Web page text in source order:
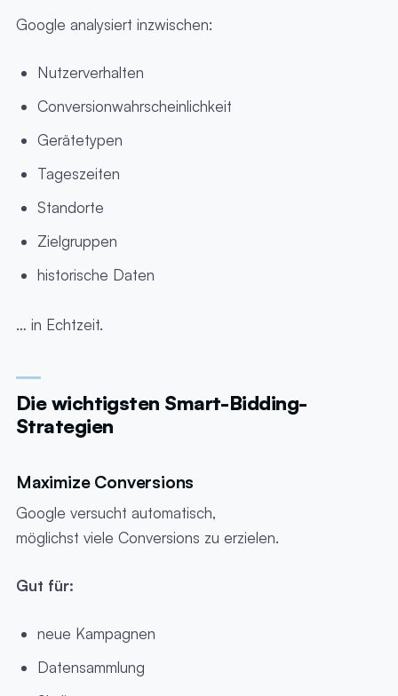
Google analysiert inzwischen:
Nutzerverhalten
Conversionwahrscheinlichkeit
Gerätetypen
Tageszeiten
Standorte
Zielgruppen
historische Daten
… in Echtzeit.
Die wichtigsten Smart-Bidding-
Strategien
Maximize Conversions
Google versucht automatisch,
möglichst viele Conversions zu erzielen.
Gut für:
neue Kampagnen
Datensammlung